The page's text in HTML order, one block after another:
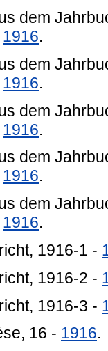
dem
1916.
dem
1916.
dem
1916.
dem
1916.
dem
1916.
1916-1 -
1916-2 -
1916-3 -
16 - 1916.